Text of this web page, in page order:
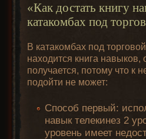
«Как достать книгу
катакомбах под
В катакомбах под
находится книга навыков,
получается, потому что к
подойти не может:
Способ первый:
навык телекинез 2
уровень имеет